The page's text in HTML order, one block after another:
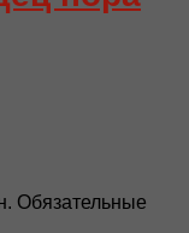
Обязательные